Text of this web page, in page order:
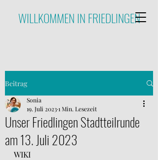
WILLKOMMEN IN FRIEDLINGEN
Beitrag
Unser Friedlingen Stadtteilrunde
am 13. Juli 2023
Sonia
19. Juli 20231 Min. Lesezeit
WIKI